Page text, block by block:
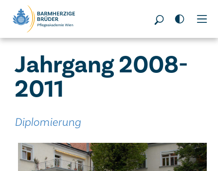
Seitenbereiche:
Jahrgang 2008-
2011
Diplomierung